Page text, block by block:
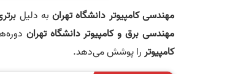
مهندسی کامپیوتر دانشگاه تهرانبه دلیل
مهندسی برق و کامپیوتر دانشگاه تهران
کامپیوتررا پوشش می‌دهد.